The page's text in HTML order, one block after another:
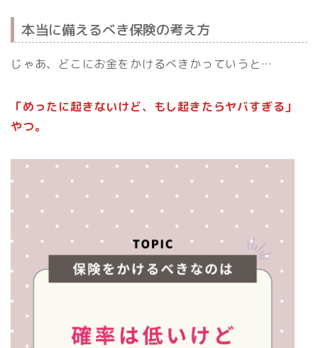
本当に備えるべき保険の考え方
じゃあ、どこにお金をかけるべきかっていうと…
「めったに起きないけど、もし起きたらヤバすぎる」
やつ。